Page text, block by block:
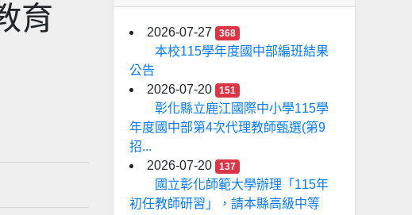
育
2026-07-27 368
本校115學年度國中部編班結果
公告
2026-07-20
151
彰化縣立鹿江國際中小學115學
年度國中部第4次代理教師甄選(第9
招...
2026-07-20
137
國立彰化師範大學辦理「115年
初任教師研習」，請本縣高級中等